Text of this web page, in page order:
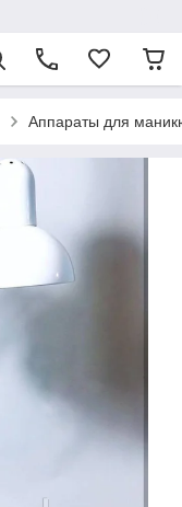
Аппараты для